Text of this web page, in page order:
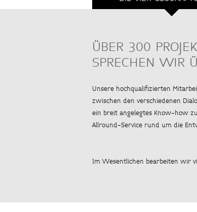
ÜBER 300
SPRECHEN WIR
Unsere hochqualifizierten
zwischen den verschiedenen
ein breit angelegtes Know-how
Allround-Service rund um die
Im Wesentlichen bearbeiten wir